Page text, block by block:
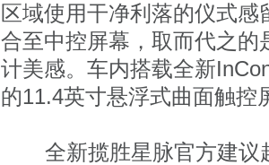
区域使用干净利落的仪式
合至中控屏幕，取而代之
计美感。车内搭载全新
的11.4英寸悬浮式曲面触控
 全新揽胜星脉官方建